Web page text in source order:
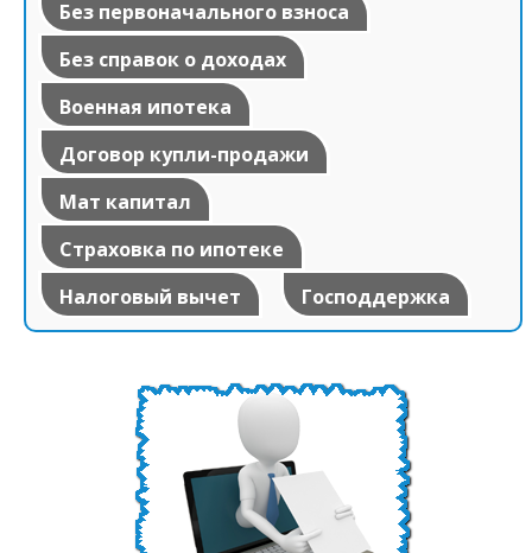
Без первоначального взноса
Без справок о доходах
Военная ипотека
Договор купли-продажи
Мат капитал
Страховка по ипотеке
Налоговый вычет
Господдержка